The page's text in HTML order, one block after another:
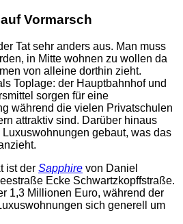
Vormarsch
Tat sehr anders aus. Man muss
in Mitte wohnen zu wollen da
von alleine dorthin zieht.
Toplage: der Hauptbahnhof und
sorgen für eine
während die vielen Privatschulen
attraktiv sind. Darüber hinaus
gebaut, was das
ist der Sapphire von Daniel
Ecke Schwartzkopffstraße.
1,3 Millionen Euro, während der
sich generell um